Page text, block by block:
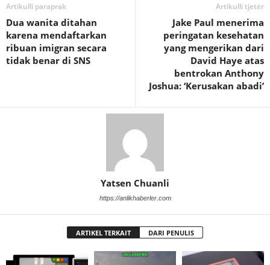
Artikulli paraprak
Dua wanita ditahan
karena mendaftarkan
ribuan imigran secara
tidak benar di SNS
Artikulli tjetër
Jake Paul menerima
peringatan kesehatan
yang mengerikan dari
David Haye atas
bentrokan Anthony
Joshua: ‘Kerusakan abadi’
Yatsen Chuanli
https://anlikhaberler.com
ARTIKEL TERKAIT DARI PENULIS